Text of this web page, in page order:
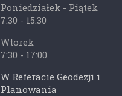
Poniedziałek - Piątek
7:30 - 15:30
Wtorek
7:30 - 17:00
W Referacie Geodezji i
Planowania